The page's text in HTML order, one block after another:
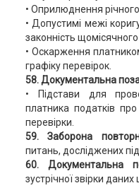
• Оприлюднення
• Допустимі межі
законність
• Оскарження
графіку перевірок.
58. Документальна
• Підстави для
платника податків
перевірки.
59. Заборона
питань, досліджених
60. Документальна
зустрічної звірки